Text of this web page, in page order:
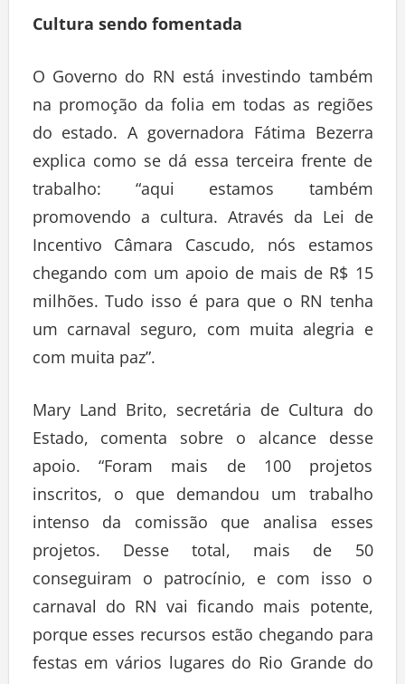
Cultura sendo fomentada
O Governo do RN está investindo também
na promoção da folia em todas as regiões
do estado. A governadora Fátima Bezerra
explica como se dá essa terceira frente de
trabalho: “aqui estamos também
promovendo a cultura. Através da Lei de
Incentivo Câmara Cascudo, nós estamos
chegando com um apoio de mais de R$ 15
milhões. Tudo isso é para que o RN tenha
um carnaval seguro, com muita alegria e
com muita paz”.
Mary Land Brito, secretária de Cultura do
Estado, comenta sobre o alcance desse
apoio. “Foram mais de 100 projetos
inscritos, o que demandou um trabalho
intenso da comissão que analisa esses
projetos. Desse total, mais de 50
conseguiram o patrocínio, e com isso o
carnaval do RN vai ficando mais potente,
porque esses recursos estão chegando para
festas em vários lugares do Rio Grande do